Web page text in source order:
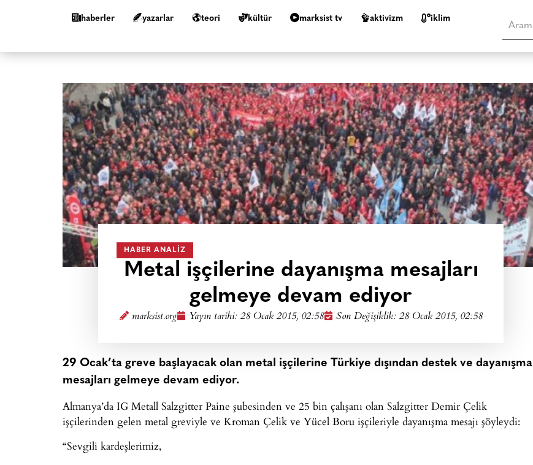
haberler yazarlar teori kültür marksist tv aktivizm i̇klim
HABER ANALIZ
Metal işçilerine dayanışma mesajları
gelmeye devam ediyor
marksist.org Yayın tarihi: 28 Ocak 2015, 02:58 Son Değişiklik: 28 Ocak 2015, 02:58
29 Ocak’ta greve başlayacak olan metal işçilerine Türkiye dışından destek ve dayanışma
mesajları gelmeye devam ediyor.
Almanya’da IG Metall Salzgitter Paine şubesinden ve 25 bin çalışanı olan Salzgitter Demir Çelik
işçilerinden gelen metal greviyle ve Kroman Çelik ve Yücel Boru işçileriyle dayanışma mesajı şöyleydi:
“Sevgili kardeşlerimiz,